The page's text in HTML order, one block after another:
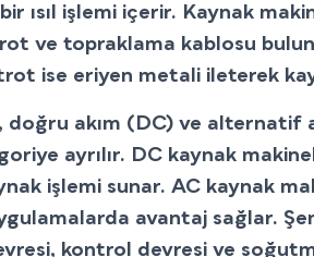
ısıl işlemi içerir. Kaynak
ve topraklama kablosu
ise eriyen metali ileterek
doğru akım (DC) ve alternatif
ayrılır. DC kaynak
işlemi sunar. AC kaynak
avantaj sağlar.
kontrol devresi ve